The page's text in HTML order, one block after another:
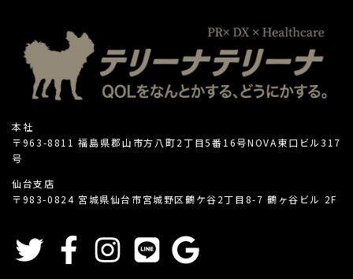
本社
〒963-8811 福島県郡山市方八町2丁目5番16号NOVA東口ビル317
号
仙台支店
〒983-0824 宮城県仙台市宮城野区鶴ケ谷2丁目8-7 鶴ヶ谷ビル 2F